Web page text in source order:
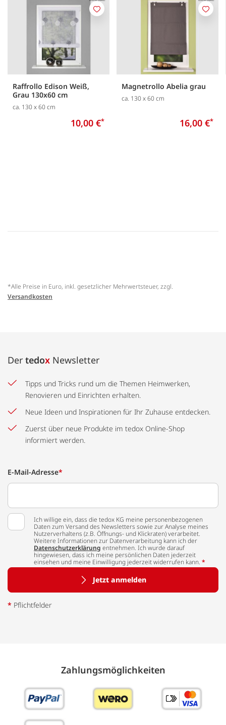
Raffrollo Edison Weiß,
Grau 130x60 cm
ca. 130 x 60 cm
10,00 €*
Merken
Magnetrollo Abelia grau
ca. 130 x 60 cm
16,00 €*
*Alle Preise in Euro, inkl. gesetzlicher Mehrwertsteuer, zzgl.
Versandkosten
Der tedox Newsletter
Tipps und Tricks rund um die Themen Heimwerken,
Renovieren und Einrichten erhalten.
Neue Ideen und Inspirationen für Ihr Zuhause entdecken.
Zuerst über neue Produkte im tedox Online-Shop
informiert werden.
E-Mail-Adresse*
Ich willige ein, dass die tedox KG meine personenbezogenen
Daten zum Versand des Newsletters sowie zur Analyse meines
Nutzerverhaltens (z.B. Öffnungs- und Klickraten) verarbeitet.
Weitere Informationen zur Datenverarbeitung kann ich der
Datenschutzerklärung entnehmen. Ich wurde darauf
hingewiesen, dass ich meine persönlichen Daten jederzeit
einsehen und meine Einwilligung jederzeit widerrufen kann. *
Jetzt anmelden
* Pflichtfelder
Zahlungs­möglich­keiten